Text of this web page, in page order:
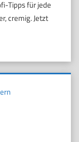
Tipps für jede
cremig. Jetzt